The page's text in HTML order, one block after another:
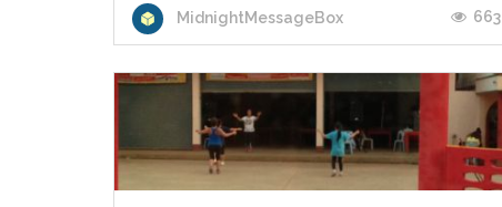
ผม แม้กระทั่งใครบางคนเข้ามา เพียงเพื่อต้องการ
เวลา “ชั่วข้ามคืน” ก็ไม่วายที...
MidnightMessageBox 663